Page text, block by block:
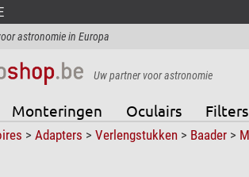
astronomie in Europa
Uw partner voor astronomie
Monteringen Oculairs Filters
> Adapters > Verlengstukken> Baader>